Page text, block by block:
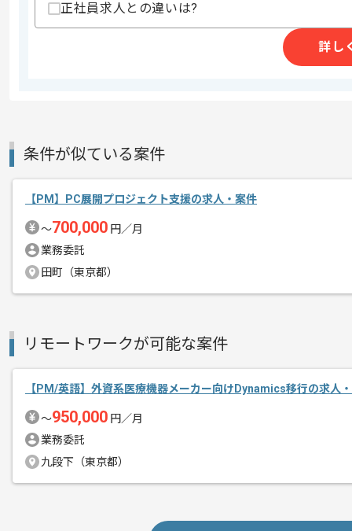
上記に似た経験やスキルをお持ちであれば申
エージェントからのコ
メント
ウォーターフォール開発とアジャイル
正社員求人との違いは?
詳し
条件が似ている案件
【PM】PC展開プロジェクト支援の求人・案件
〜700,000 円／月
業務委託
田町（東京都）
リモートワークが可能な案件
【PM/英語】外資系医療機器メーカー向けDynamics移行の求人
〜950,000 円／月
業務委託
九段下（東京都）